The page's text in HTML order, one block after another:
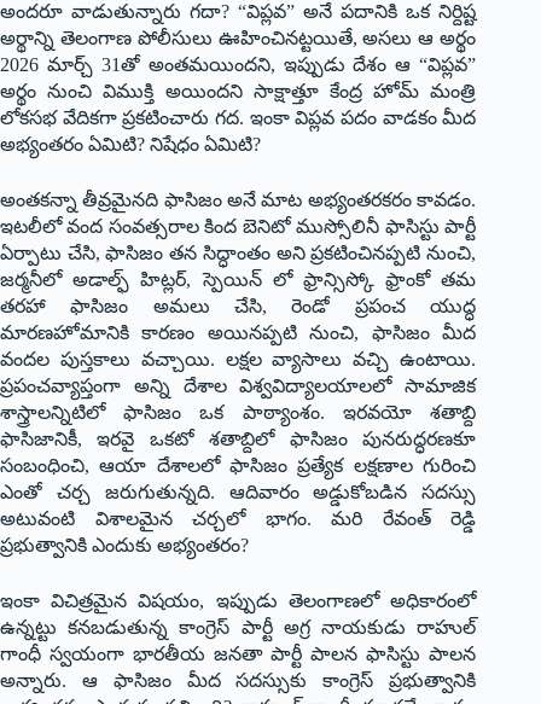
అందరూ వాడుతున్నారు గదా? “విప్లవ” అనే పదానికి ఒక నిర్దిష్ట
అర్థాన్ని తెలంగాణ పోలీసులు ఊహించినట్టయితే, అసలు ఆ అర్థం
2026 మార్చ్ 31తో అంతమయిందని, ఇప్పుడు దేశం ఆ “విప్లవ”
అర్థం నుంచి విముక్తి అయిందని సాక్షాత్తూ కేంద్ర హోమ్ మంత్రి
లోకసభ వేదికగా ప్రకటించారు గద. ఇంకా విప్లవ పదం వాడకం మీద
అభ్యంతరం ఏమిటి? నిషేధం ఏమిటి?
అంతకన్నా తీవ్రమైనది ఫాసిజం అనే మాట అభ్యంతరకరం కావడం.
ఇటలీలో వంద సంవత్సరాల కింద బెనిటో ముస్సోలినీ ఫాసిస్టు పార్టీ
ఏర్పాటు చేసి, ఫాసిజం తన సిద్ధాంతం అని ప్రకటించినప్పటి నుంచి,
జర్మనీలో అడాల్ఫ్ హిట్లర్, స్పెయిన్ లో ఫ్రాన్సిస్కో ఫ్రాంకో తమ
తరహా ఫాసిజం అమలు చేసి, రెండో ప్రపంచ యుద్ధ
మారణహోమానికి కారణం అయినప్పటి నుంచి, ఫాసిజం మీద
వందల పుస్తకాలు వచ్చాయి. లక్షల వ్యాసాలు వచ్చి ఉంటాయి.
ప్రపంచవ్యాప్తంగా అన్ని దేశాల విశ్వవిద్యాలయాలలో సామాజిక
శాస్త్రాలన్నిటిలో ఫాసిజం ఒక పాఠ్యాంశం. ఇరవయో శతాబ్ది
ఫాసిజానికీ, ఇరవై ఒకటో శతాబ్దిలో ఫాసిజం పునరుద్ధరణకూ
సంబంధించి, ఆయా దేశాలలో ఫాసిజం ప్రత్యేక లక్షణాల గురించి
ఎంతో చర్చ జరుగుతున్నది. ఆదివారం అడ్డుకోబడిన సదస్సు
అటువంటి విశాలమైన చర్చలో భాగం. మరి రేవంత్ రెడ్డి
ప్రభుత్వానికి ఎందుకు అభ్యంతరం?
ఇంకా విచిత్రమైన విషయం, ఇప్పుడు తెలంగాణలో అధికారంలో
ఉన్నట్టు కనబడుతున్న కాంగ్రెస్ పార్టీ అగ్ర నాయకుడు రాహుల్
గాంధీ స్వయంగా భారతీయ జనతా పార్టీ పాలన ఫాసిస్టు పాలన
అన్నారు. ఆ ఫాసిజం మీద సదస్సుకు కాంగ్రెస్ ప్రభుత్వానికి